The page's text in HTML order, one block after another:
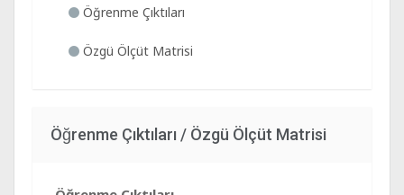
Öğrenme Çıktıları
Özgü Ölçüt Matrisi
Öğrenme Çıktıları / Özgü Ölçüt Matrisi